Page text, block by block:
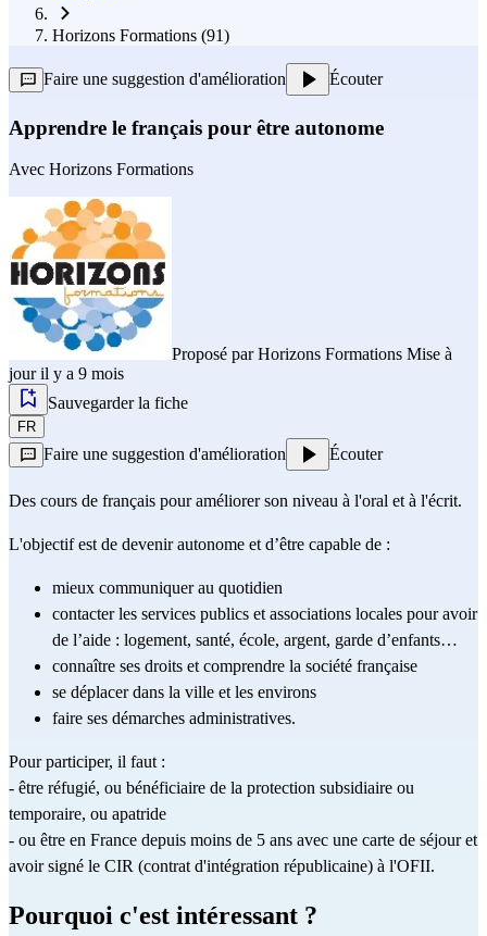
Horizons Formations (91)
Faire une suggestion d'amélioration Écouter
Apprendre le français pour être autonome
Avec Horizons Formations
Proposé par Horizons Formations Mise à
jour il y a 9 mois
Sauvegarder la fiche
FR
Faire une suggestion d'amélioration Écouter
Des cours de français pour améliorer son niveau à l'oral et à l'écrit.
L'objectif est de devenir autonome et d’être capable de :
mieux communiquer au quotidien
contacter les services publics et associations locales pour avoir
de l’aide : logement, santé, école, argent, garde d’enfants…
connaître ses droits et comprendre la société française
se déplacer dans la ville et les environs
faire ses démarches administratives.
Pour participer, il faut :
- être réfugié, ou bénéficiaire de la protection subsidiaire ou
temporaire, ou apatride
- ou être en France depuis moins de 5 ans avec une carte de séjour et
avoir signé le CIR (contrat d'intégration républicaine) à l'OFII.
Pourquoi c'est intéressant ?